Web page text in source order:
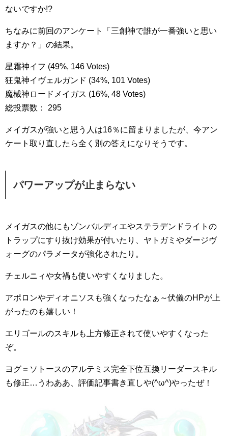
ないですか!?
ちなみに前回のアンケート「三創神で誰が一番強いと思い
ますか？」の結果。
星霜神イフ (49%, 146 Votes)
狂鬼神イヴェルガンド (34%, 101 Votes)
魔械神ロードメイガス (16%, 48 Votes)
総投票数： 295
メイガスが強いと思う人は16％に留まりましたが、今アン
ケート取り直したら全く別の答えになりそうです。
パワーアップが止まらない
メイガスの他にもゾンバルディエやステラデンドライトの
トラップにすり抜け効果が付いたり、ヤトガミやダージヴ
ォーグのパラメータが強化されたり。
チェルニィや女禍も使いやすくなりました。
アポロンやディオニソスも強くなったなぁ～伏儀のHPが上
がったのも嬉しい！
エリゴールのスキルも上方修正されて使いやすくなった
ぞ。
ヨグ＝ソトースのアルテミス完全下位互換リーダースキル
も修正…うわああ、評価記事書き直しや(^ω^)やったぜ！